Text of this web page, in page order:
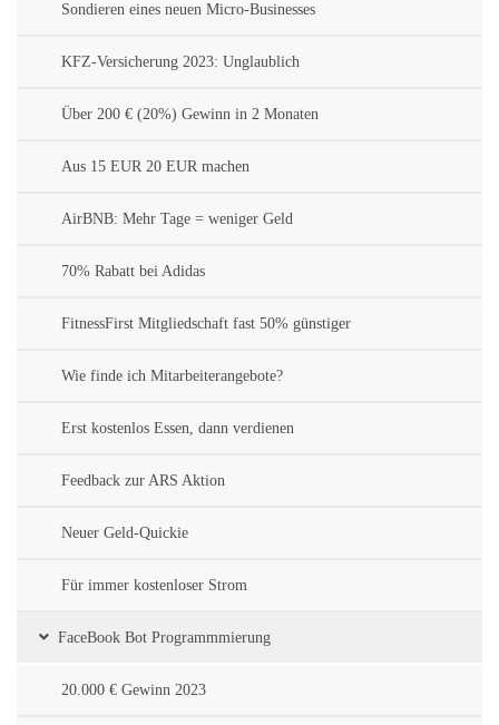
Sondieren eines neuen Micro-Businesses
KFZ-Versicherung 2023: Unglaublich
Über 200 € (20%) Gewinn in 2 Monaten
Aus 15 EUR 20 EUR machen
AirBNB: Mehr Tage = weniger Geld
70% Rabatt bei Adidas
FitnessFirst Mitgliedschaft fast 50% günstiger
Wie finde ich Mitarbeiterangebote?
Erst kostenlos Essen, dann verdienen
Feedback zur ARS Aktion
Neuer Geld-Quickie
Für immer kostenloser Strom
FaceBook Bot Programmmierung
20.000 € Gewinn 2023